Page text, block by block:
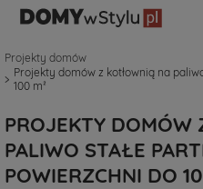
Projekty domów
Projekty domów z kotłownią na
100 m²
PROJEKTY
PALIWO STAŁE
POWIERZCHNI DO